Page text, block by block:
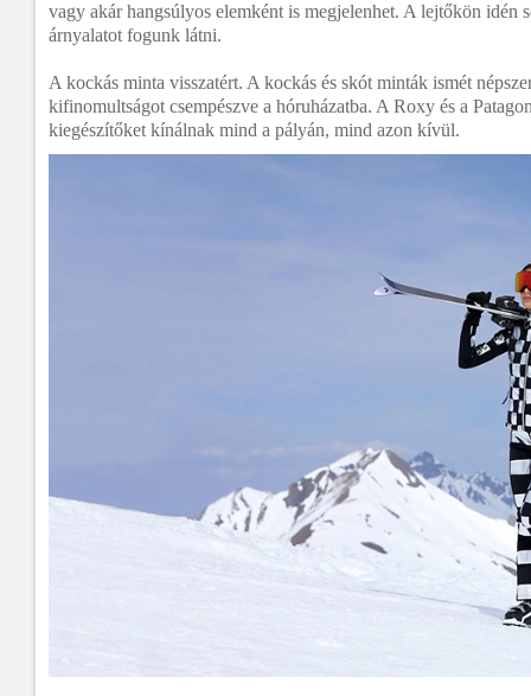
vagy akár hangsúlyos elemként is megjelenhet. A lejtőkön idén
árnyalatot fogunk látni.
A kockás minta visszatért. A kockás és skót minták ismét
kifinomultságot csempészve a hóruházatba. A Roxy és a
kiegészítőket kínálnak mind a pályán, mind azon kívül.